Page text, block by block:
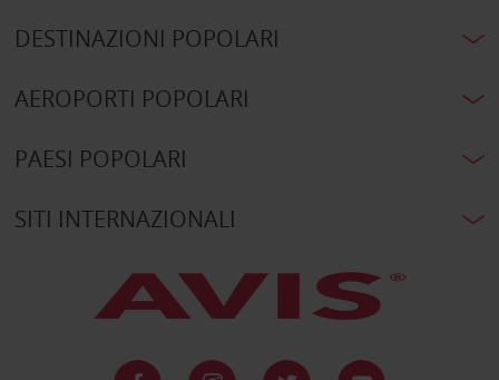
DESTINAZIONI POPOLARI
AEROPORTI POPOLARI
PAESI POPOLARI
SITI INTERNAZIONALI